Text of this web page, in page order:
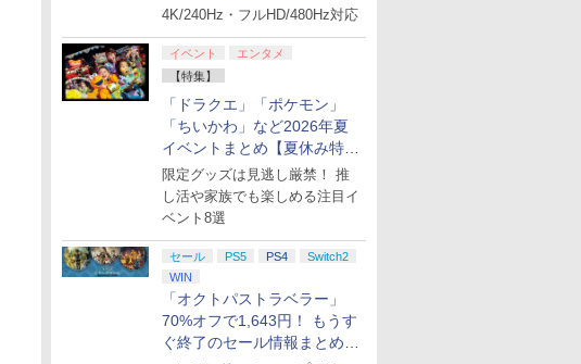
27G850A-B」がお買い得！
4K/240Hz・フルHD/480Hz対応
イベント
エンタメ
【特集】
「ドラクエ」「ポケモン」
「ちいかわ」など2026年夏
イベントまとめ【夏休み特
集】
限定グッズは見逃し厳禁！ 推
し活や家族でも楽しめる注目イ
ベント8選
セール PS5 PS4
Switch2
WIN
「オクトパストラベラー」
70%オフで1,643円！ もうす
ぐ終了のセール情報まとめ